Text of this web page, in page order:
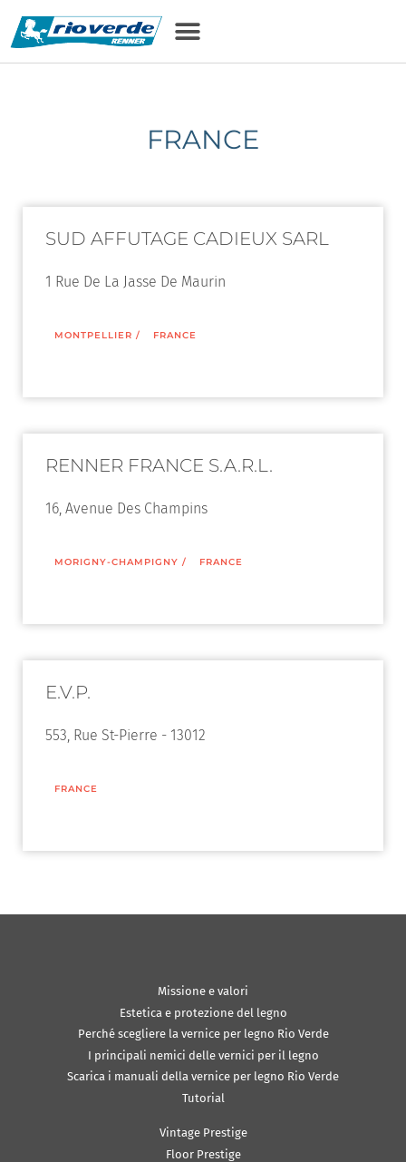
FRANCE
SUD AFFUTAGE CADIEUX SARL
1 Rue De La Jasse De Maurin
MONTPELLIER / FRANCE
RENNER FRANCE S.A.R.L.
16, Avenue Des Champins
MORIGNY-CHAMPIGNY / FRANCE
E.V.P.
553, Rue St-Pierre - 13012
FRANCE
Missione e valori
Estetica e protezione del legno
Perché scegliere la vernice per legno Rio Verde
I principali nemici delle vernici per il legno
Scarica i manuali della vernice per legno Rio Verde
Tutorial
Vintage Prestige
Floor Prestige